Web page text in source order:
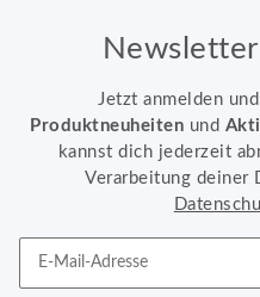
Jetzt anmelden und
Produktneuheiten und
kannst dich jederzeit
Verarbeitung deiner